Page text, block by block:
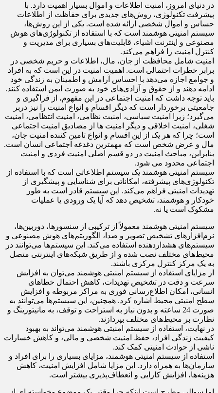
در دنیای امروز، امنیت اطلاعات و اموال بسیار اهمیت دارد. با
پیشرفت تکنولوژی، روش‌های جدیدی برای حفاظت از اطلاعات
حساس و اموال شخصی ارائه شده است. یکی از این روش‌ها،
سیستم امنیتی هوشمند است که با استفاده از تکنولوژی‌های هوش
مصنوعی و اینترنت اشیاء، قابلیت‌های بسیاری برای مدیریت و
کنترل امنیت را فراهم می‌کند.
امنیت شامل محافظت از جان، مال، اطلاعات و حریم شخصی در
برابر خطرات احتمالی است. اهمیت امنیت در این است که به افراد
و جوامع اجازه می‌دهد با احساس آرامش و اطمینان به زندگی خود
ادامه دهند و از حقوق و آزادی‌های خود به صورت ایمن استفاده کنند.
باید توجه داشت که امنیت اجتماعی در این مفهوم، از فراگیری و
جامعیتی برخوردار است که دیگر اقسام و انواع امنیت را نیز دربر
می‌گیرد؛ زیرا امنیت سیاسی، امنیت نظامی، امنیت انتظامی، امنیت
شغلی، امنیت اخلاقی و دیگر امنیت ها از مصادیق امنیت اجتماعی
است؛ چرا که هر یک از این اقسام و انواع تامین کننده امنیت جان،
مال و عرض شخص است که مهمترین دغدغه اجتماعی انسان است.
بنابراین، مباحث امنیت در دو قسم اصلی امنیت فردی و امنیت
اجتماعی محدود می شود.
سیستم امنیتی هوشمند یک سیستم اطلاعاتی است که با استفاده از
تکنولوژی‌های پیشرفته، امکاناتی برای شناسایی و پیشگیری از
تهدیدات امنیتی فراهم می‌کند. این سیستم قادر است به طور
خودکار و هوشمند، تشخیص دهد که آیا یک ورودی یا عملیات
مشکوک است یا نه.
سیستم امنیتی هوشمند معمولاً از ترکیبی از سنسورها، دوربین‌ها،
نرم‌افزارهای تشخیص تصویر و صدا، الگوریتم‌های هوش مصنوعی و
سیستم‌های هشداردهنده استفاده می‌کند. این سیستم‌ها می‌توانند در
محیط‌های مختلف نصب شده و از طریق شبکه‌های اینترنتی متصل
به یک مرکز کنترل مرکزی باشند.
از مزایای استفاده از سیستم امنیتی هوشمند می‌توان به افزایش
سرعت و دقت در تشخیص تهدیدات، کاهش احتمال خطاهای
انسانی، امکان اطلاع‌رسانی فوری به مراکز مربوطه و افزایش
سطح امنیتی محیط اشاره کرد. همچنین، این سیستم‌ها می‌توانند به
صورت 24 ساعته و بدون نیاز به استراحت و توقف، به مانیتورینگ و
نظارت بر محیط‌های مختلف بپردازند.
در نهایت، استفاده از سیستم امنیتی هوشمند می‌تواند به بهبود
کیفیت زندگی افراد، حفظ امنیت شخصی و مالی، و کاهش خسارات
ناشی از حوادث امنیتی کمک کند.
استفاده از سیستم امنیتی هوشمند، مزایای بسیاری را برای افراد و
سازمان‌ها به همراه دارد. این مزایا شامل افزایش امنیت، کاهش
هزینه‌ها، افزایش کارایی و انعطاف‌پذیری بیشتر است.